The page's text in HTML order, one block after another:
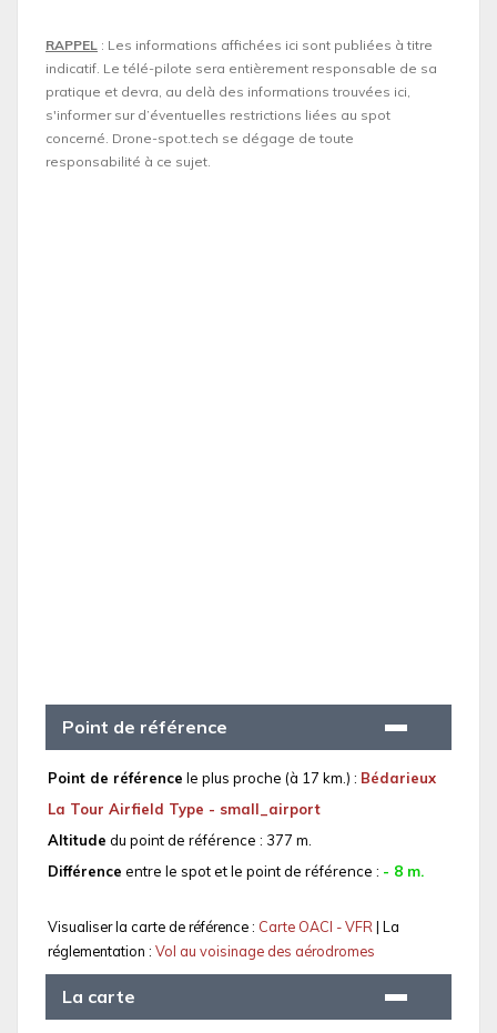
RAPPEL : Les informations affichées ici sont publiées à titre
indicatif. Le télé-pilote sera entièrement responsable de sa
pratique et devra, au delà des informations trouvées ici,
s'informer sur d’éventuelles restrictions liées au spot
concerné. Drone-spot.tech se dégage de toute
responsabilité à ce sujet.
Point de référence
Point de référence le plus proche (à 17 km.) : Bédarieux
La Tour Airfield Type - small_airport
Altitude du point de référence : 377 m.
Différence entre le spot et le point de référence : - 8 m.
Visualiser la carte de référence : Carte OACI - VFR| La
réglementation : Vol au voisinage des aérodromes
La carte